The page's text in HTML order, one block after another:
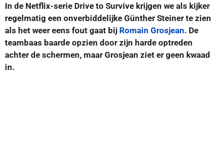
In de Netflix-serie Drive to Survive krijgen we als kijker
regelmatig een onverbiddelijke Günther Steiner te zien
als het weer eens fout gaat bij Romain Grosjean. De
teambaas baarde opzien door zijn harde optreden
achter de schermen, maar Grosjean ziet er geen kwaad
in.